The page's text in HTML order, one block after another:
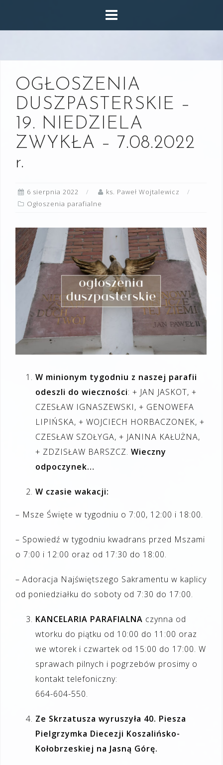
OGŁOSZENIA
DUSZPASTERSKIE –
19. NIEDZIELA
ZWYKŁA – 7.08.2022
r.
6 sierpnia 2022
ks. Paweł Wojtalewicz
Ogłoszenia parafialne
W minionym tygodniu z naszej parafii
odeszli do wieczności: + JAN JASKOT, +
CZESŁAW IGNASZEWSKI, + GENOWEFA
LIPIŃSKA, + WOJCIECH HORBACZONEK, +
CZESŁAW SZOŁYGA, + JANINA KAŁUŻNA,
+ ZDZISŁAW BARSZCZ. Wieczny
odpoczynek…
W czasie wakacji:
– Msze Święte w tygodniu o 7:00, 12:00 i 18:00.
– Spowiedź w tygodniu kwadrans przed Mszami
o 7:00 i 12:00 oraz od 17:30 do 18:00.
– Adoracja Najświętszego Sakramentu w kaplicy
od poniedziałku do soboty od 7:30 do 17:00.
KANCELARIA PARAFIALNA czynna od
wtorku do piątku od 10:00 do 11:00 oraz
we wtorek i czwartek od 15:00 do 17:00. W
sprawach pilnych i pogrzebów prosimy o
kontakt telefoniczny:
664-604-550.
Ze Skrzatusza wyruszyła 40. Piesza
Pielgrzymka Diecezji Koszalińsko-
Kołobrzeskiej na Jasną Górę.